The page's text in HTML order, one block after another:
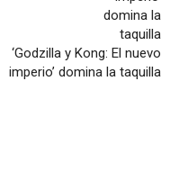
‘Godzilla y Kong: El nuevo
imperio’ domina la taquilla